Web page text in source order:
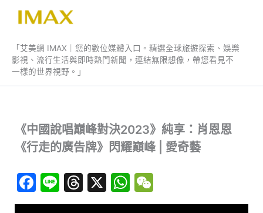
「艾美網 IMAX｜您的數位媒體入口。精選全球旅遊探索、娛樂
影視、流行生活與即時熱門新聞，連結無限想像，帶您看見不
一樣的世界視野。」
《中國說唱巔峰對決2023》純享：肖恩恩
《行走的廣告牌》閃耀巔峰 | 愛奇藝
F
a
Li
n
T
hr
X
W
h e